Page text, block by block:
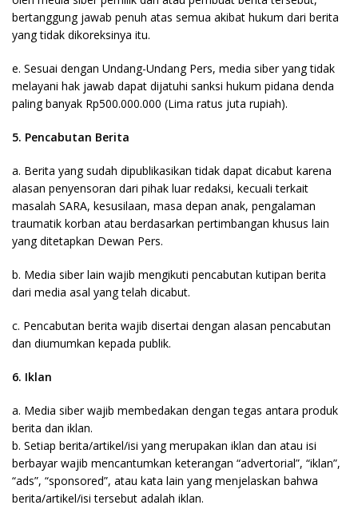
bertanggung jawab penuh atas semua akibat hukum dari berita
yang tidak dikoreksinya itu.
e. Sesuai dengan Undang-Undang Pers, media siber yang tidak
melayani hak jawab dapat dijatuhi sanksi hukum pidana denda
paling banyak Rp500.000.000 (Lima ratus juta rupiah).
5. Pencabutan Berita
a. Berita yang sudah dipublikasikan tidak dapat dicabut karena
alasan penyensoran dari pihak luar redaksi, kecuali terkait
masalah SARA, kesusilaan, masa depan anak, pengalaman
traumatik korban atau berdasarkan pertimbangan khusus lain
yang ditetapkan Dewan Pers.
b. Media siber lain wajib mengikuti pencabutan kutipan berita
dari media asal yang telah dicabut.
c. Pencabutan berita wajib disertai dengan alasan pencabutan
dan diumumkan kepada publik.
6. Iklan
a. Media siber wajib membedakan dengan tegas antara produk
berita dan iklan.
b. Setiap berita/artikel/isi yang merupakan iklan dan atau isi
berbayar wajib mencantumkan keterangan “advertorial”, “iklan”,
“ads”, “sponsored”, atau kata lain yang menjelaskan bahwa
berita/artikel/isi tersebut adalah iklan.